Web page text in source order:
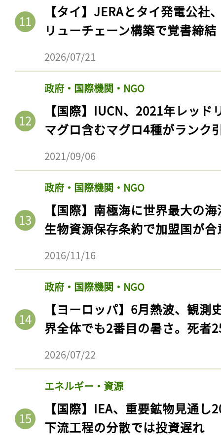
【タイ】JERAとタイ発電公社
リューチェーン構築で覚書締結
2026/07/21
政府・国際機関・NGO
【国際】IUCN、2021年レッ
マグロ含むマグロ4種がランク
2021/09/06
政府・国際機関・NGO
【国際】南極海に世界最大の
生物資源保存条約で加盟国が合
2016/11/16
政府・国際機関・NGO
【ヨーロッパ】6月熱波、観
界全体でも2番目の暑さ。死者
2026/07/22
エネルギー・資源
【国際】IEA、重要鉱物見通
下流工程の分散では投資遅れ
ログイン
会員登録